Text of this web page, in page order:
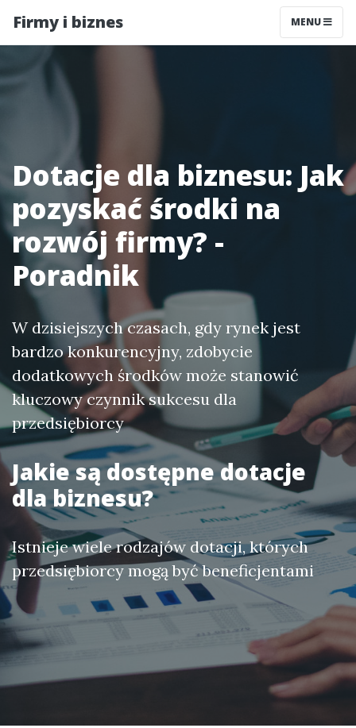
Firmy i biznes MENU
Dotacje dla biznesu: Jak
pozyskać środki na
rozwój firmy? -
Poradnik
W dzisiejszych czasach, gdy rynek jest
bardzo konkurencyjny, zdobycie
dodatkowych środków może stanowić
kluczowy czynnik sukcesu dla
przedsiębiorcy
Jakie są dostępne dotacje
dla biznesu?
Istnieje wiele rodzajów dotacji, których
przedsiębiorcy mogą być beneficjentami